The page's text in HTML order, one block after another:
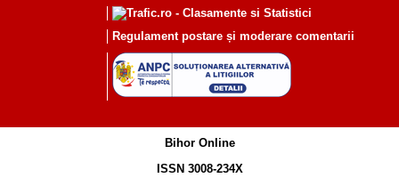
Regulament postare și moderare comentarii
Bihor Online
ISSN 3008-234X